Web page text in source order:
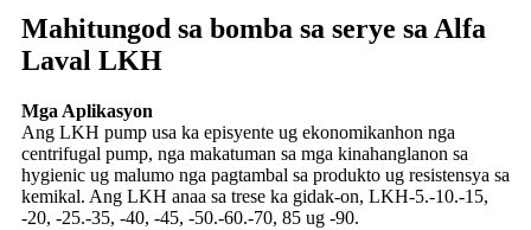
Mahitungod sa bomba sa serye sa Alfa
Laval LKH
Mga Aplikasyon
Ang LKH pump usa ka episyente ug ekonomikanhon nga
centrifugal pump, nga makatuman sa mga kinahanglanon sa
hygienic ug malumo nga pagtambal sa produkto ug resistensya sa
kemikal. Ang LKH anaa sa trese ka gidak-on, LKH-5.-10.-15,
-20, -25.-35, -40, -45, -50.-60.-70, 85 ug -90.